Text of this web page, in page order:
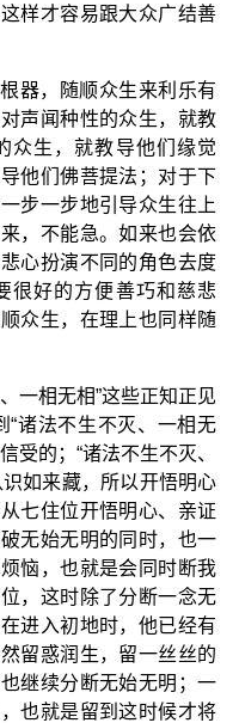
样才容易跟大众广结善
器，随顺众生来利乐有
声闻种性的众生，就教
众生，就教导他们缘觉
他们佛菩提法；对于下
步一步地引导众生往上
，不能急。如来也会依
心扮演不同的角色去度
很好的方便善巧和慈悲
众生，在理上也同样随
一相无相”这些正知正见
“诸法不生不灭、一相无
受的；“诸法不生不灭、
如来藏，所以开悟明心
七住位开悟明心、亲证
无始无明的同时，也一
恼，也就是会同时断我
，这时除了分断一念无
进入初地时，他已经有
留惑润生，留一丝丝的
继续分断无始无明；一
也就是留到这时候才将